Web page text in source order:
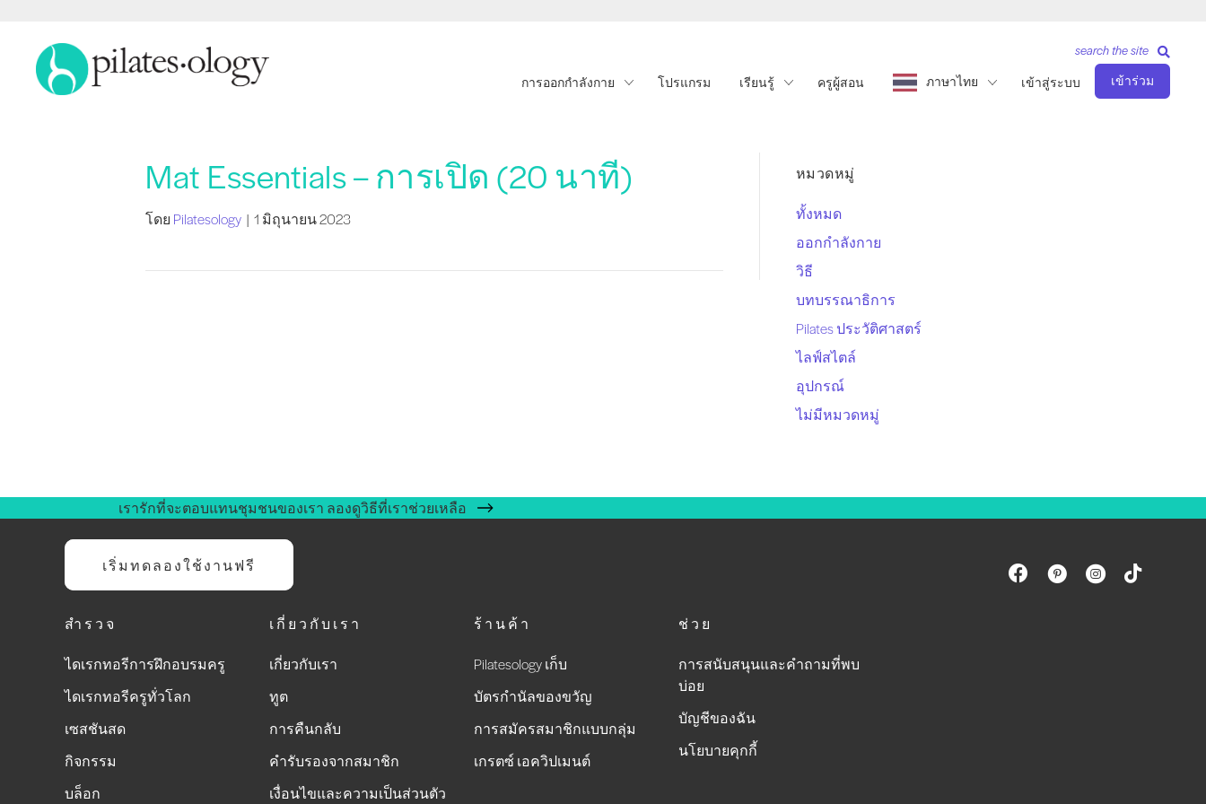
การออกกำลังกาย โปรแกรม เรียนรู้ ครูผู้สอน ภาษาไทย เข้าสู่ระบบ เข้าร่วม
search the site
Mat Essentials – การเปิด (20 นาที)
โดย Pilatesology | 1 มิถุนายน 2023
หมวดหมู่
ทั้งหมด
ออกกำลังกาย
วิธี
บทบรรณาธิการ
Pilates ประวัติศาสตร์
ไลฟ์สไตล์
อุปกรณ์
ไม่มีหมวดหมู่
เรารักที่จะตอบแทนชุมชนของเรา ลองดูวิธีที่เราช่วยเหลือ
เริ่มทดลองใช้งานฟรี
สำรวจ
ไดเรกทอรีการฝึกอบรมครู
ไดเรกทอรีครูทั่วโลก
เซสชันสด
กิจกรรม
บล็อก
เกี่ยวกับเรา
เกี่ยวกับเรา
ทูต
การคืนกลับ
คำรับรองจากสมาชิก
เงื่อนไขและความเป็นส่วนตัว
ร้านค้า
Pilatesology เก็บ
บัตรกำนัลของขวัญ
การสมัครสมาชิกแบบกลุ่ม
เกรตซ์ เอควิปเมนต์
ช่วย
การสนับสนุนและคำถามที่พบ
บ่อย
บัญชีของฉัน
นโยบายคุกกี้